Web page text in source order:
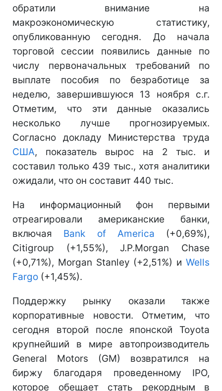
обратили внимание на
макроэкономическую статистику,
опубликованную сегодня. До начала
торговой сессии появились данные по
числу первоначальных требований по
выплате пособия по безработице за
неделю, завершившуюся 13 ноября с.г.
Отметим, что эти данные оказались
несколько лучше прогнозируемых.
Согласно докладу Министерства труда
США, показатель вырос на 2 тыс. и
составил только 439 тыс., хотя аналитики
ожидали, что он составит 440 тыс.
На информационный фон первыми
отреагировали американские банки,
включая Bank of America (+0,69%),
Citigroup (+1,55%), J.P.Morgan Chase
(+0,71%), Morgan Stanley (+2,51%) и Wells
Fargo (+1,45%).
Поддержку рынку оказали также
корпоративные новости. Отметим, что
сегодня второй после японской Toyota
крупнейший в мире автопроизводитель
General Motors (GM) возвратился на
биржу благодаря проведенному IPO,
которое обещает стать рекордным в